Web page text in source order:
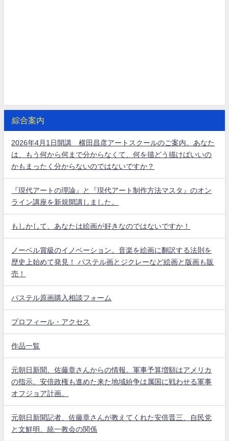
綜合案内
2026年4月1日開講 横田昌彦アートスクールのご案内。あなた
は、もう何から何まで分からなくて、何を描どう描けばいいの
かもまったく分からないのではないですか？
『現代アートの理論』と『現代アート制作方法マスタ』のオン
ライン講座を新規開講しました。
もしかして、あなたは絵画が好きなのではないですか！
ノーベル賞級のイノベーション。音楽を絵画に翻訳する法則を
歴史上始めて発見！ パステル画とジクレーなど絵画と版画も販
売！
パステル原画購入相談フォーム
プロフィール・アクセス
作品一覧
元朝日新聞、佐藤章さんからの情報。軍事予算増額はアメリカ
の指示。安倍政権も進めた来た地域紛争は属国に戦わせる軍事
オフジョア計画。
元朝日新聞記者、佐藤章さんが教えてくれた安倍晋三、自民党
と文鮮明、統一教会の関係